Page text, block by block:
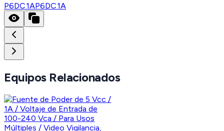
P6DC1AP6DC1A
Equipos Relacionados